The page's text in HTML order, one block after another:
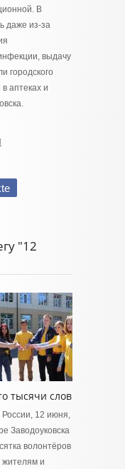
В
даже из-за
выдачу
городского
аптеках и
"12
тысячи слов
России, 12 июня,
Заводоуковска
волонтёров
жителям и